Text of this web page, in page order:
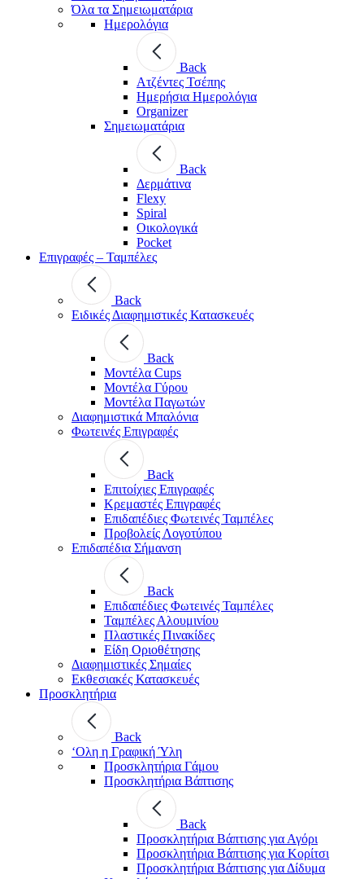
Όλα τα Σημειωματάρια
Ημερολόγια
Back
Ατζέντες Τσέπης
Ημερήσια Ημερολόγια
Organizer
Σημειωματάρια
Back
Δερμάτινα
Flexy
Spiral
Οικολογικά
Pocket
Επιγραφές – Ταμπέλες
Back
Ειδικές Διαφημιστικές Κατασκευές
Back
Μοντέλα Cups
Μοντέλα Γύρου
Μοντέλα Παγωτών
Διαφημιστικά Μπαλόνια
Φωτεινές Επιγραφές
Back
Επιτοίχιες Επιγραφές
Κρεμαστές Επιγραφές
Επιδαπέδιες Φωτεινές Ταμπέλες
Προβολείς Λογοτύπου
Επιδαπέδια Σήμανση
Back
Επιδαπέδιες Φωτεινές Ταμπέλες
Ταμπέλες Αλουμινίου
Πλαστικές Πινακίδες
Είδη Οριοθέτησης
Διαφημιστικές Σημαίες
Εκθεσιακές Κατασκευές
Προσκλητήρια
Back
‘Ολη η Γραφική Ύλη
Προσκλητήρια Γάμου
Προσκλητήρια Βάπτισης
Back
Προσκλητήρια Βάπτισης για Αγόρι
Προσκλητήρια Βάπτισης για Κορίτσι
Προσκλητήρια Βάπτισης για Δίδυμα